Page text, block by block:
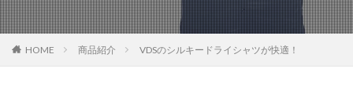
HOME 商品紹介 VDSのシルキードライシャツが快適！